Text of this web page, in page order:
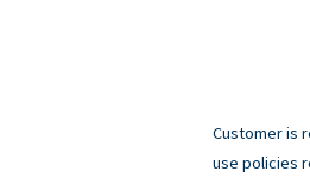
Customer is
use policies